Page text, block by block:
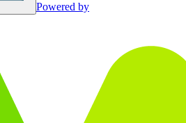
Powered by